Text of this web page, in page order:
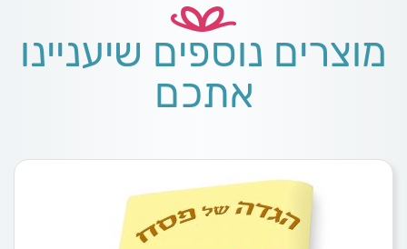
מוצרים נוספים שיעניינו
אתכם